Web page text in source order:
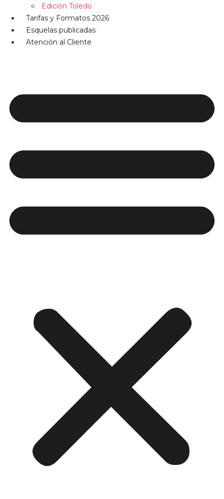
Edición Toledo
Tarifas y Formatos 2026
Esquelas publicadas
Atención al Cliente